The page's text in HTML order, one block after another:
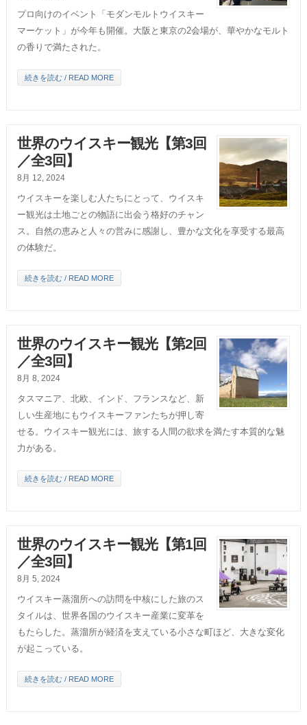
プロ向けのイベント「モダンモルトウイスキー
マーケット」が今年も開催。大阪と東京の2会場が、華やかなモルト
の香りで満たされた。
続きを読む / READ MORE
世界のウイスキー観光【第3回
／全3回】
8月 12, 2024
ウイスキーを楽しむ人たちにとって、ウイスキ
ー観光は土地ごとの物語に出会う格好のチャン
ス。自然の恵みと人々の営みに感謝し、豊かな文化を享受する最高
の体験だ。
続きを読む / READ MORE
世界のウイスキー観光【第2回
／全3回】
8月 8, 2024
タスマニア、北欧、インド、フランスなど、新
しい生産地にもウイスキーファンたちが押し寄
せる。ウイスキー観光には、旅する人間の欲求を満たす本質的な魅
力がある。
続きを読む / READ MORE
世界のウイスキー観光【第1回
／全3回】
8月 5, 2024
ウイスキー蒸溜所への訪問を中核にした旅のス
タイルは、世界各国のウイスキー産業に変革を
もたらした。蒸溜所が経済を支えている小さな町ほど、大きな変化
が起こっている。
続きを読む / READ MORE